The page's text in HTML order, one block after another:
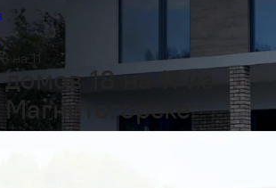
на 11
18 на 11 из